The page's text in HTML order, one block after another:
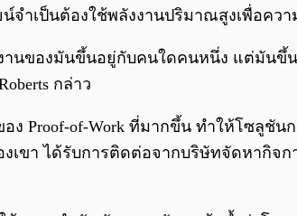
ยน์จำเป็นต้องใช้พลังงานปริมาณสูงเพื่อ
านของมันขึ้นอยู่กับคนใดคนหนึ่ง แต่มัน
กล่าว
ง Proof-of-Work ที่มากขึ้น ทำให้โซลูชั
เขา ได้รับการติดต่อจากบริษัทจัดหากิจ